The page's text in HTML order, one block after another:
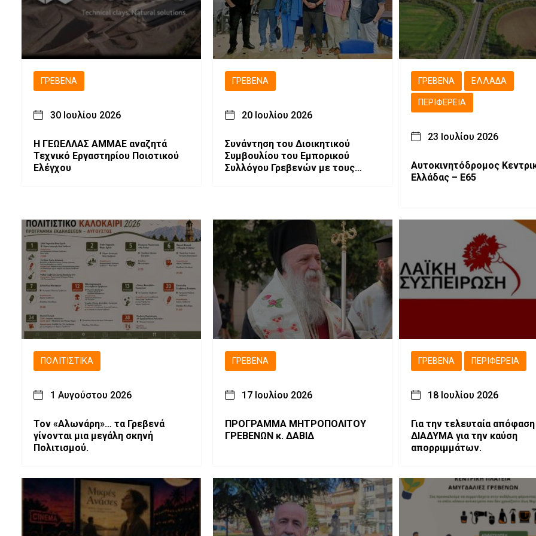
ΓΡΕΒΕΝΆ
30 Ιουλίου 2026
Η ΓΕΩΕΛΛΑΣ ΑΜΜΑΕ αναζητά
Τεχνικό Εργαστηρίου Ποιοτικού
Ελέγχου
ΓΡΕΒΕΝΆ
20 Ιουλίου 2026
Συνάντηση του Διοικητικού
Συμβουλίου του Εμπορικού
Συλλόγου Γρεβενών με τους
ΓΡΕΒΕΝΆ ΕΛΛΆΔΑ
ΠΕΡΙΦΈΡΕΙΑ
23 Ιουλίου 2026
Αυτοκινητόδρομος
Ελλάδας – Ε65
ΠΟΛΙΤΙΣΤΙΚΆ
1 Αυγούστου 2026
Τον «Αλωνάρη»… τα Γρεβενά
γίνονται μια μεγάλη σκηνή
Πολιτισμού.
ΓΡΕΒΕΝΆ
17 Ιουλίου 2026
ΠΡΟΓΡΑΜΜΑ ΜΗΤΡΟΠΟΛΙΤΟΥ
ΓΡΕΒΕΝΩΝ κ. ΔΑΒΙΔ
ΓΡΕΒΕΝΆ ΠΕΡΙΦΈΡΕΙΑ
18 Ιουλίου 2026
Για την τελευταία
ΔΙΑΔΥΜΑ για την καύση
απορριμμάτων.